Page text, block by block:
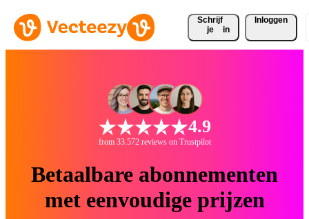
Schrijf
je
in
Inloggen
4.9
from 33.572 reviews on Trustpilot
Betaalbare abonnementen
met eenvoudige prijzen